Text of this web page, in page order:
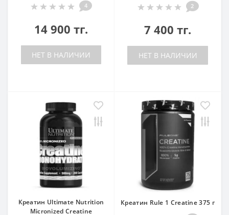
4
14 900 тг.
НЕТ В НАЛИЧИИ
2
7 400 тг.
НЕТ В НАЛИЧИИ
Креатин Ultimate Nutrition
Micronized Creatine
Креатин Rule 1 Creatine 375 г